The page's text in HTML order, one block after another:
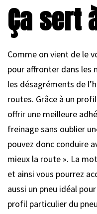
Ça sert
Comme on vient de le
pour affronter dans les
les désagréments de
routes. Grâce à un
offrir une meilleure
freinage sans oublier
pouvez donc conduire
mieux la route ». La
et ainsi vous pourrez
aussi un pneu idéal
profil particulier du